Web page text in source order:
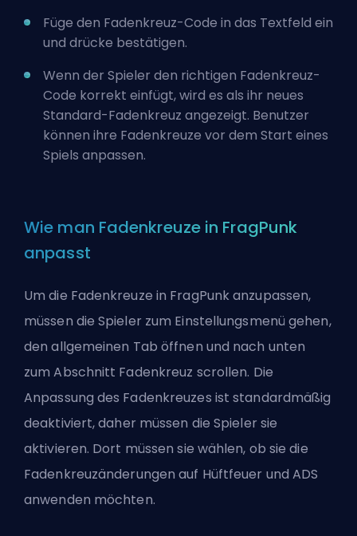
Füge den Fadenkreuz-Code in das Textfeld ein
und drücke bestätigen.
Wenn der Spieler den richtigen Fadenkreuz-
Code korrekt einfügt, wird es als ihr neues
Standard-Fadenkreuz angezeigt. Benutzer
können ihre Fadenkreuze vor dem Start eines
Spiels anpassen.
Wie man Fadenkreuze in FragPunk
anpasst
Um die Fadenkreuze in FragPunkanzupassen,
müssen die Spieler zum Einstellungsmenü gehen,
den allgemeinen Tab öffnen und nach unten
zum Abschnitt Fadenkreuz scrollen. Die
Anpassung des Fadenkreuzes ist standardmäßig
deaktiviert, daher müssen die Spieler sie
aktivieren. Dort müssen sie wählen, ob sie die
Fadenkreuzänderungen auf Hüftfeuer und ADS
anwenden möchten.